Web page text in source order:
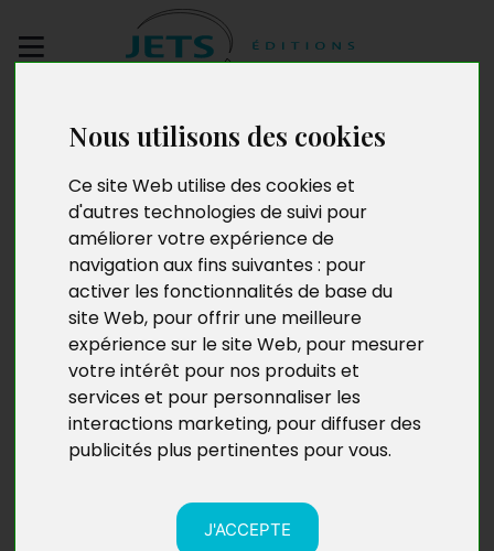
Nous utilisons des cookies
Ce site Web utilise des cookies et
d'autres technologies de suivi pour
améliorer votre expérience de
navigation aux fins suivantes : pour
activer les fonctionnalités de base du
site Web, pour offrir une meilleure
expérience sur le site Web, pour mesurer
votre intérêt pour nos produits et
services et pour personnaliser les
interactions marketing, pour diffuser des
publicités plus pertinentes pour vous.
J'ACCEPTE
manuscrit
Mémoires d’un
inventeur